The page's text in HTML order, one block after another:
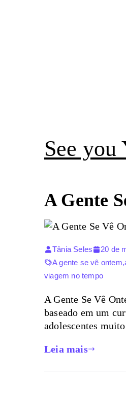
See you
A Gente
Tânia Seles 20 de
A gente se vê ontem,
viagem no tempo
A Gente Se Vê
baseado em um
adolescentes
Leia mais